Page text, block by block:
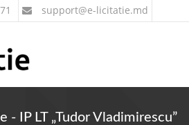
support@e-licitatie.md
- IP LT „Tudor Vladimirescu”